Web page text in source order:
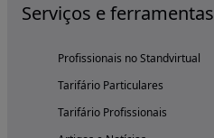
Serviços e ferramentas
Profissionais no Standvirtual
Tarifário Particulares
Tarifário Profissionais